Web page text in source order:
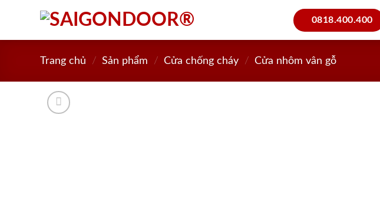
0818.400.400
Trang chủ / Sản phẩm / Cửa chống cháy / Cửa nhôm vân gỗ